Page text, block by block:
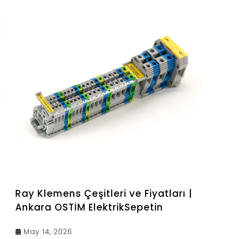
Ray Klemens Çeşitleri ve Fiyatları |
Ankara OSTİM ElektrikSepetin
May 14, 2026